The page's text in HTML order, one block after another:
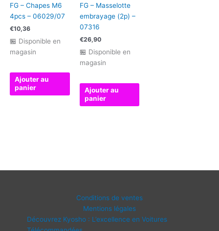
FG – Chapes M6
4pcs – 06029/07
€10,36
🏪 Disponible en
magasin
Ajouter au
panier
FG – Masselotte
embrayage (2p) –
07316
€26,90
🏪 Disponible en
magasin
Ajouter au
panier
Conditions de ventes
Mentions légales
Découvrez Kyosho : L’excellence en Voitures